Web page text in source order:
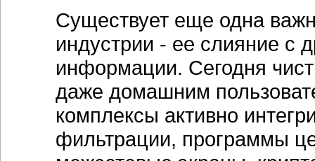
Существует еще одна
индустрии - ее слияние с
информации. Сегодня
даже домашним
комплексы активно
фильтрации, программы